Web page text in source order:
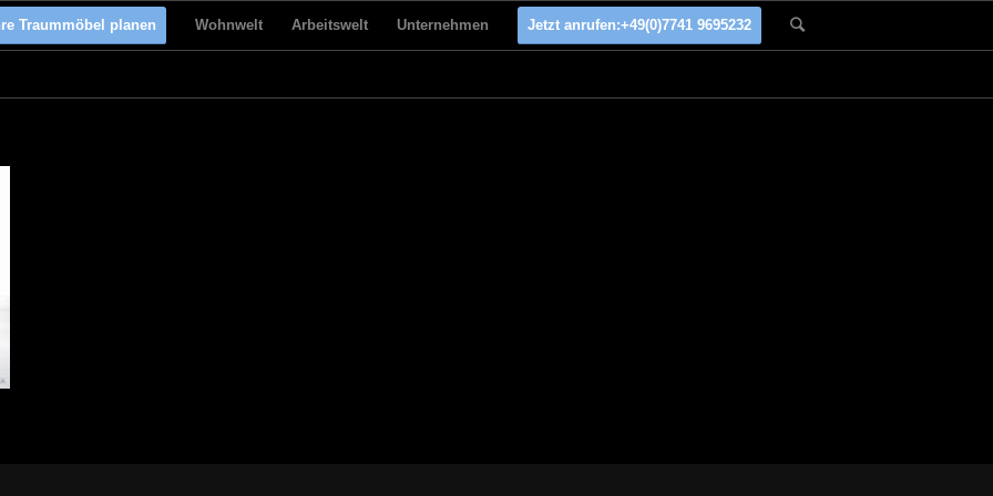
Traummöbel planen Wohnwelt Arbeitswelt Unternehmen Jetzt anrufen:+49(0)7741 9695232